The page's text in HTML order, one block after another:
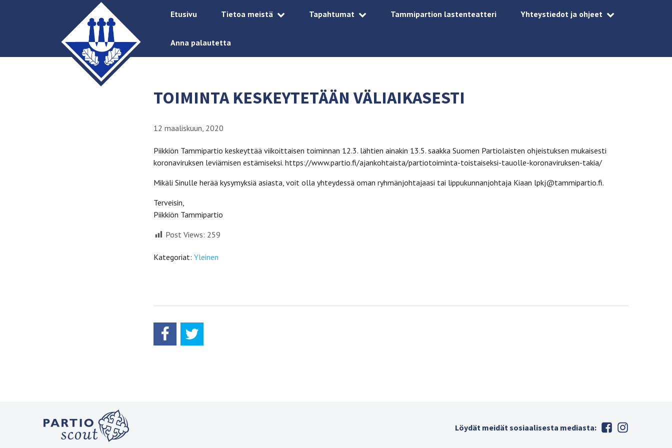
Etusivu Tietoa meistä Tapahtumat Tammipartion lastenteatteri Yhteystiedot ja ohjeet
Anna palautetta
TOIMINTA KESKEYTETÄÄN VÄLIAIKASESTI
12 maaliskuun, 2020
Piikkiön Tammipartio keskeyttää viikoittaisen toiminnan 12.3. lähtien ainakin 13.5. saakka Suomen Partiolaisten ohjeistuksen mukaisesti
koronaviruksen leviämisen estämiseksi. https://www.partio.fi/ajankohtaista/partiotoiminta-toistaiseksi-tauolle-koronaviruksen-takia/
Mikäli Sinulle herää kysymyksiä asiasta, voit olla yhteydessä oman ryhmänjohtajaasi tai lippukunnanjohtaja Kiaan lpkj@tammipartio.fi.
Terveisin,
Piikkiön Tammipartio
Post Views: 259
Kategoriat: Yleinen
Löydät meidät sosiaalisesta mediasta: